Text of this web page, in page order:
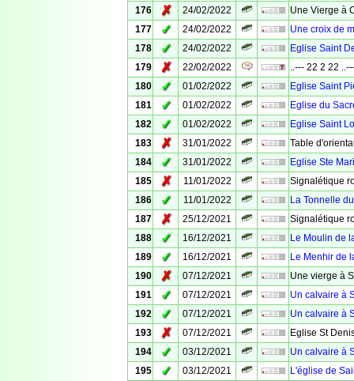
176
✗ 24/02/2022
Une Vierge à
177
✓ 24/02/2022
Une croix de
178
✓ 24/02/2022
Eglise Saint
179
✗ 22/02/2022
..--- 22 2 22
180
✓ 01/02/2022
Eglise Saint
181
✓ 01/02/2022
Eglise du
182
✓ 01/02/2022
Eglise Saint
183
✗ 31/01/2022
Table
184
✓ 31/01/2022
Eglise Ste
185
✗ 11/01/2022
Signalétique
186
✓ 11/01/2022
La Tonnelle
187
✗ 25/12/2021
Signalétique
188
✓ 16/12/2021
Le Moulin de
189
✓ 16/12/2021
Le Menhir de
190
✗ 07/12/2021
Une vierge à
191
✓ 07/12/2021
Un calvaire à
192
✓ 07/12/2021
Un calvaire à
193
✗ 07/12/2021
Eglise St
194
✓ 03/12/2021
Un calvaire à
195
✓ 03/12/2021
L'église de